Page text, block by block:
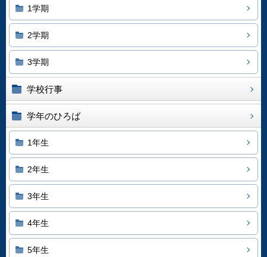
1学期
2学期
3学期
学校行事
学年のひろば
1年生
2年生
3年生
4年生
5年生